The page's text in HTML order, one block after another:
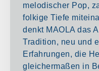
melodischer Pop,
folkige Tiefe
denkt MAOLA das
Tradition, neu und
Erfahrungen, die
gleichermaßen in